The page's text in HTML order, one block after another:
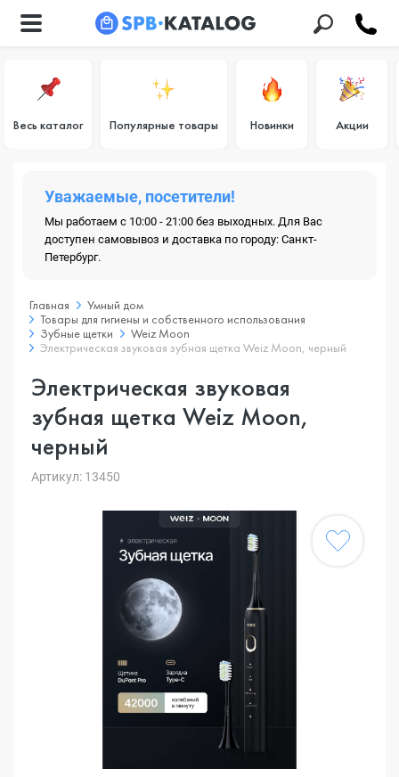
Весь каталог Популярные товары Новинки Акции
Уважаемые, посетители!
Мы работаем с 10:00 - 21:00 без выходных. Для Вас
доступен самовывоз и доставка по городу: Санкт-
Петербург.
Главная
Умный дом
Товары для гигиены и собственного использования
Зубные щетки
Weiz Moon
Электрическая звуковая зубная щетка Weiz Moon, черный
Электрическая звуковая
зубная щетка Weiz Moon,
черный
Артикул: 13450